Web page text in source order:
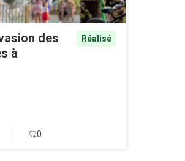
des
à
Réalisé
0